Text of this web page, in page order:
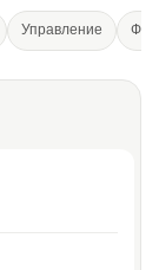
Управление